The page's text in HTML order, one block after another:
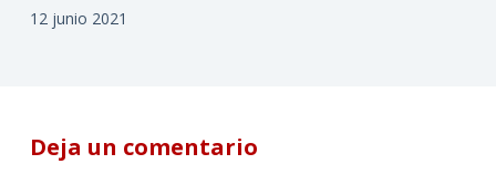
12 junio 2021
Deja un comentario